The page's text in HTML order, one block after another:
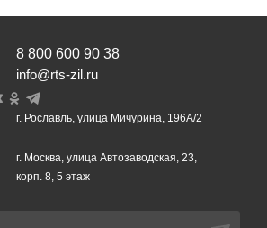
8 800 600 90 38
info@rts-zil.ru
г. Рославль, улица Мичурина, 196А/2
г. Москва, улица Автозаводская, 23,
корп. 8, 5 этаж